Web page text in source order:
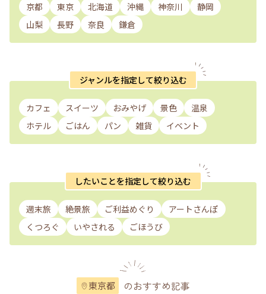
京都 東京 北海道 沖縄 神奈川
静岡
山梨
長野 奈良 鎌倉
ジャンルを指定して絞り込む
カフェ スイーツ おみやげ 景色
温泉
ホテル
ごはん パン 雑貨 イベント
したいことを指定して絞り込む
週末旅 絶景旅 ご利益めぐり
アートさんぽ
くつろぐ
いやされる ごほうび
東京都 のおすすめ記事